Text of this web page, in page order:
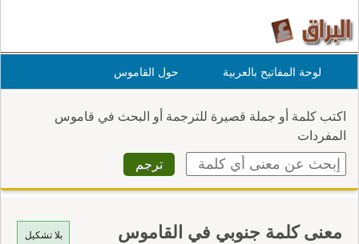
لوحة المفاتيح بالعربية حول القاموس
اكتب كلمة أو جملة قصيرة للترجمة أو البحث في قاموس
المفردات
بلا تشكيل معنى كلمة جنوبي في القاموس